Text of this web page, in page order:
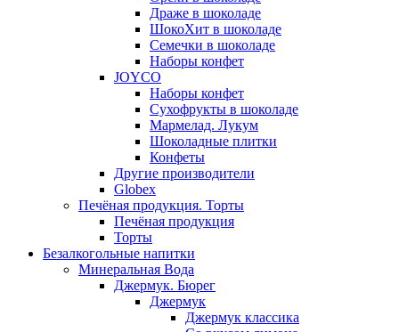
Драже в шоколаде
ШокоХит в шоколаде
Семечки в шоколаде
Наборы конфет
JOYCO
Наборы конфет
Сухофрукты в шоколаде
Мармелад. Лукум
Шоколадные плитки
Конфеты
Другие производители
Globex
Печёная продукция. Торты
Печёная продукция
Торты
Безалкогольные напитки
Минеральная Вода
Джермук. Бюрег
Джермук
Джермук классика